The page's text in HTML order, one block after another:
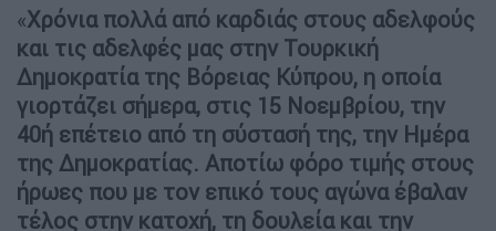
«Χρόνια πολλά από καρδιάς στους αδελφούς
και τις αδελφές μας στην Τουρκική
Δημοκρατία της Βόρειας Κύπρου, η οποία
γιορτάζει σήμερα, στις 15 Νοεμβρίου, την
40ή επέτειο από τη σύστασή της, την Ημέρα
της Δημοκρατίας. Αποτίω φόρο τιμής στους
ήρωες που με τον επικό τους αγώνα έβαλαν
τέλος στην κατοχή, τη δουλεία και την